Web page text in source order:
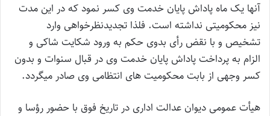
آنها یک ماه پاداش پایان خدمت وی کسر نمود که در این مدت
نیز محکومیتی نداشته است. فلذا تجدیدنظرخواهی وارد
تشخیص و با نقض رأی بدوی حکم به ورود شکایت شاکی و
الزام به پرداخت پاداش پایان خدمت وی در قبال سنوات و بدون
کسر وجهی از بابت محکومیت های انتظامی وی صادر می‎گردد.
هیأت عمومی دیوان عدالت اداری در تاریخ فوق با حضور رؤسا و